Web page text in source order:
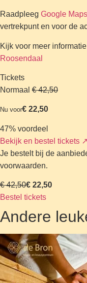
Raadpleeg Google Maps
vertrekpunt en voor de
Kijk voor meer
Roosendaal
Tickets
Normaal € 42,50
Nu voor€ 22,50
47% voordeel
Bekijk en bestel tickets ↗
Je bestelt bij de
voorwaarden.
€ 42,50€ 22,50
Bestel tickets
Andere